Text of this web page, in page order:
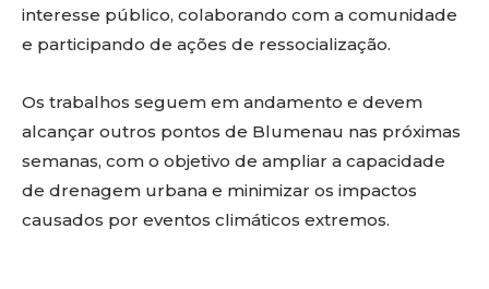
interesse público, colaborando com a comunidade
e participando de ações de ressocialização.
Os trabalhos seguem em andamento e devem
alcançar outros pontos de Blumenau nas próximas
semanas, com o objetivo de ampliar a capacidade
de drenagem urbana e minimizar os impactos
causados por eventos climáticos extremos.